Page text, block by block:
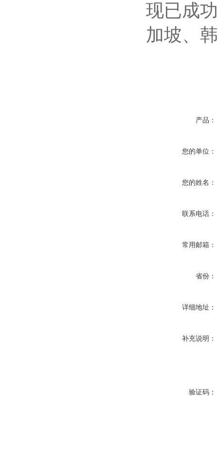
现已成
加坡、
产品：
您的单位：
您的姓名：
联系电话：
常用邮箱：
省份：
详细地址：
补充说明：
验证码：